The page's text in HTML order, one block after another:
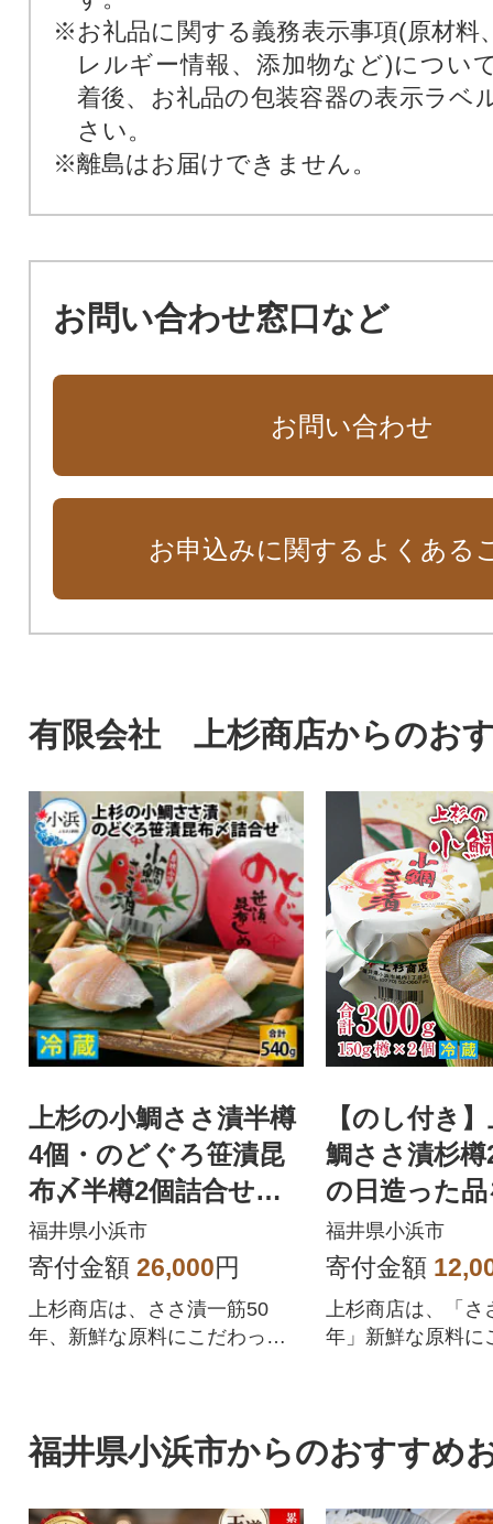
※お礼品に関する義務表示事項(原材料
レルギー情報、添加物など)につい
着後、お礼品の包装容器の表示ラベ
さい。
※離島はお届けできません。
お問い合わせ窓口など
お問い合わせ
お申込みに関するよくある
有限会社 上杉商店からのお
上杉の小鯛ささ漬半樽
4個・のどぐろ笹漬昆
布〆半樽2個詰合せ
その日に造った品を新
鮮なまま冷蔵便で発送
福井県小浜市
寄付金額 26,000円
上杉商店は、ささ漬一筋50
年、新鮮な原料にこだわった
【のし付き
鯛ささ漬杉
の日造った
まま冷蔵便
す 贈答用
福井県小浜市
寄付金額
上杉商店は、「さ
年」新鮮な原料に
福井県小浜市からのおすすめ